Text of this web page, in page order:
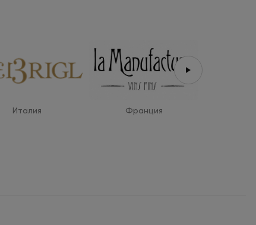
Италия Франция